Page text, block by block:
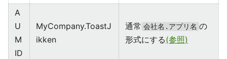
A
U
M
ID
MyCompany.ToastJ
ikken
通常 会社名.アプリ名 の
形式にする(参照)